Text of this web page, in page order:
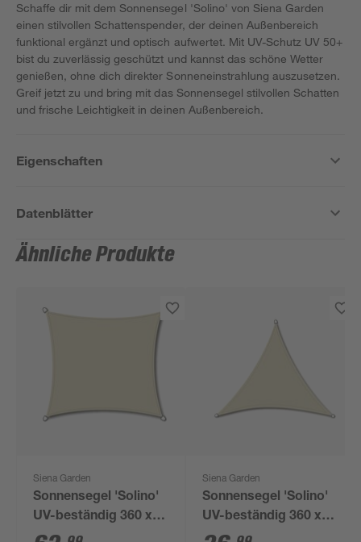
Schaffe dir mit dem Sonnensegel 'Solino' von Siena Garden
einen stilvollen Schattenspender, der deinen Außenbereich
funktional ergänzt und optisch aufwertet. Mit UV-Schutz UV 50+
bist du zuverlässig geschützt und kannst das schöne Wetter
genießen, ohne dich direkter Sonneneinstrahlung auszusetzen.
Greif jetzt zu und bring mit das Sonnensegel stilvollen Schatten
und frische Leichtigkeit in deinen Außenbereich.
Eigenschaften
Datenblätter
Ähnliche Produkte
Siena Garden
Sonnensegel 'Solino'
UV-beständig 360 x
360 cm
Siena Garden
Sonnensegel 'Solino'
UV-beständig 360 x
360 x 360 cm